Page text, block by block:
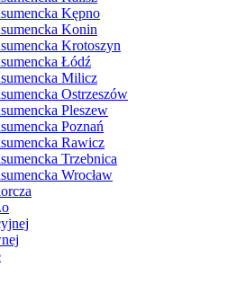
Kępno
Konin
Krotoszyn
Łódź
Milicz
Ostrzeszów
Pleszew
Poznań
Rawicz
Trzebnica
Wrocław